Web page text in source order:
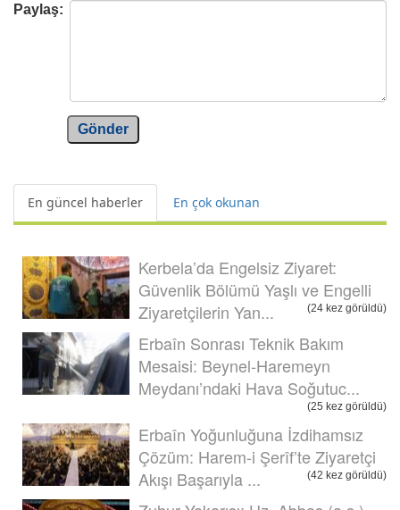
Paylaş:
Gönder
En güncel haberler En çok okunan
Kerbela’da Engelsiz Ziyaret:
Güvenlik Bölümü Yaşlı ve Engelli
Ziyaretçilerin Yan...
(24 kez görüldü)
Erbaîn Sonrası Teknik Bakım
Mesaisi: Beynel-Haremeyn
Meydanı’ndaki Hava Soğutuc...
(25 kez görüldü)
Erbaîn Yoğunluğuna İzdihamsız
Çözüm: Harem-i Şerîf’te Ziyaretçi
Akışı Başarıyla ...
(42 kez görüldü)